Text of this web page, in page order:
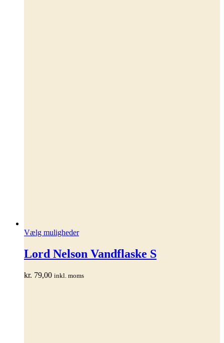
Vælg mulighederDette
flere
Mulighederne
Lord Nelson Vandflaske S
kr. 79,00 inkl. moms